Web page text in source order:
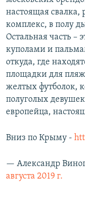
настоящая
комплекс, в полу
Остальная часть –
куполами и
откуда, где
площадки для
желтых футболок,
полуголых
европейца,
Вниз по Крыму -
— Александр
августа 2019 г.